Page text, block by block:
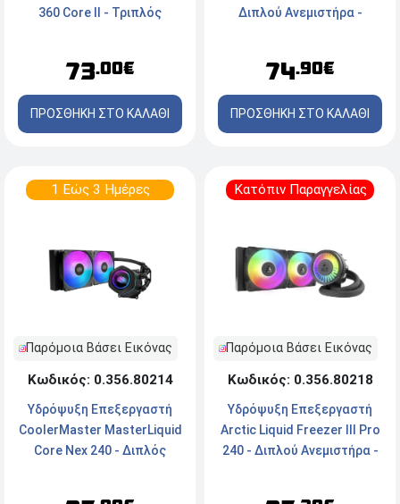
360 Core II - Τριπλός
73.00€
ΠΡΟΣΘΗΚΗ ΣΤΟ ΚΑΛΑΘΙ
Διπλού Ανεμιστήρα -
74.90€
ΠΡΟΣΘΗΚΗ ΣΤΟ ΚΑΛΑΘΙ
1 Εώς 3 Ημέρες
Παρόμοια Βάσει Εικόνας
Κωδικός: 0.356.80214
Υδρόψυξη Επεξεργαστή
CoolerMaster MasterLiquid
Core Nex 240 - Διπλός
Κατόπιν Παραγγελίας
Παρόμοια Βάσει Εικόνας
Κωδικός: 0.356.80218
Υδρόψυξη Επεξεργαστή
Arctic Liquid Freezer III Pro
240 - Διπλού Ανεμιστήρα -